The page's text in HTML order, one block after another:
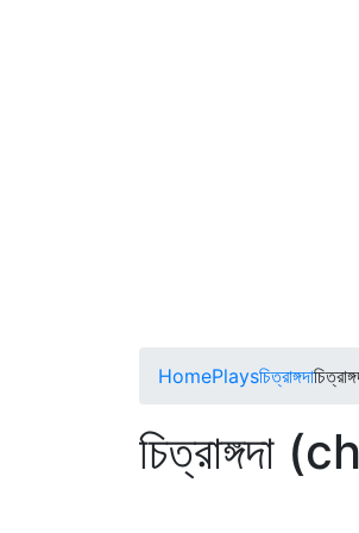
HomePlaysচিত্রাঙ্গদা